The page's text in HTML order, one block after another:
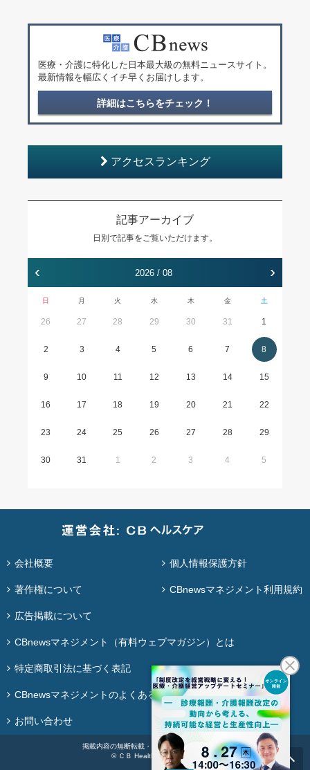
医療・介護に特化した日本最大級の無料ニュースサイト。
最新情報を幅広くイチ早くお届けします。
詳細はこちらをチェック！
アクセスランキング
記事アーカイブ
日別で記事をご覧いただけます。
‹ 2026 / 08 ›
日 月 火 水 木 金 土
26 27 28 29 30 31 1
2 3 4 5 6 7 8
9 10 11 12 13 14 15
16 17 18 19 20 21 22
23 24 25 26 27 28 29
30 31 1 2 3 4 5
会社概要 個人情報保護方針
著作権について CBnewsマネジメント利用規約
広告掲載について
CBnewsマネジメント（有料ウェブマガジン）とは
特定商取引法に基づく表記
CBnewsマネジメントのよくある質問
お問い合わせ
掲載内容の無断転載・再配布は固く禁じます。
© ＣＢ Healthcare Co., Ltd.